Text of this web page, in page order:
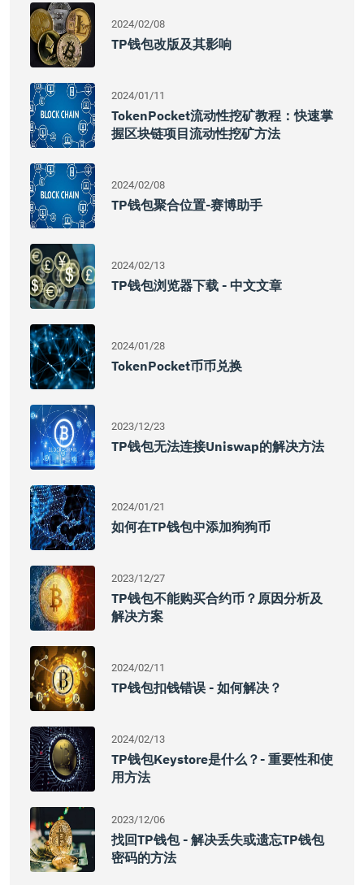
2024/02/08
TP钱包改版及其影响
2024/01/11
TokenPocket流动性挖矿教程：快速掌
握区块链项目流动性挖矿方法
2024/02/08
TP钱包聚合位置-赛博助手
2024/02/13
TP钱包浏览器下载 - 中文文章
2024/01/28
TokenPocket币币兑换
2023/12/23
TP钱包无法连接Uniswap的解决方法
2024/01/21
如何在TP钱包中添加狗狗币
2023/12/27
TP钱包不能购买合约币？原因分析及
解决方案
2024/02/11
TP钱包扣钱错误 - 如何解决？
2024/02/13
TP钱包Keystore是什么？- 重要性和使
用方法
2023/12/06
找回TP钱包 - 解决丢失或遗忘TP钱包
密码的方法